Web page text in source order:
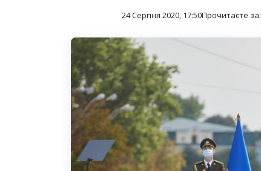
24 Серпня 2020, 17:50Прочитаєте за: